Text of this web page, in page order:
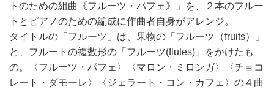
トのための組曲《フルーツ・パフェ》」を、２本のフルー
トとピアノのための編成に作曲者自身がアレンジ。
タイトルの「フルーツ」は、果物の「フルーツ（fruits）」
と、フルートの複数形の「フルーツ(flutes)」をかけたも
の。〈フルーツ・パフェ〉〈マロン・ミロンガ〉〈チョコ
レート・ダモーレ〉〈ジェラート・コン・カフェ〉の４曲